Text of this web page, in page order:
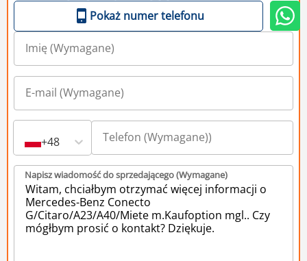
Pokaż numer telefonu
+48
Napisz wiadomość do sprzedającego (Wymagane)